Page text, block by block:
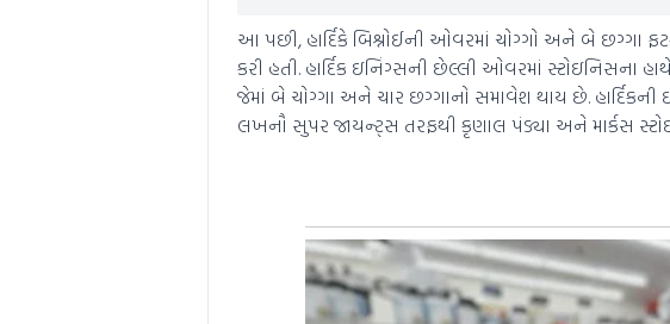
આ પછી, હાર્દિકે બિશ્નોઈની ઓવરમાં ચોગ્ગો અને બે છગ્ગા
કરી હતી. હાર્દિક ઇનિંગ્સની છેલ્લી ઓવરમાં સ્ટોઇનિસના
જેમાં બે ચોગ્ગા અને ચાર છગ્ગાનો સમાવેશ થાય છે.
લખનૌ સુપર જાયન્ટ્સ તરફથી કૃણાલ પંડ્યા અને માર્કસ